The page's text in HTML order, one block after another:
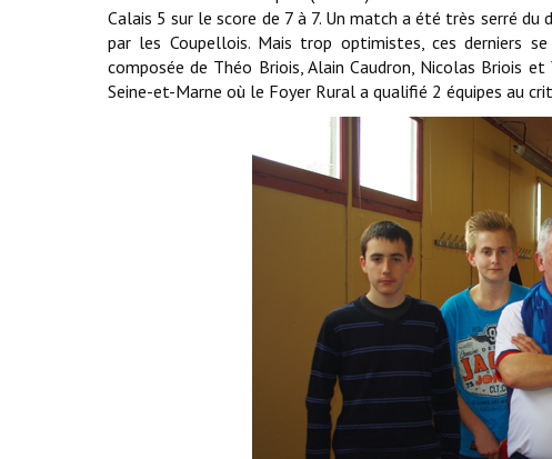
Calais 5 sur le score de 7 à 7. Un match a été très serré
par les Coupellois. Mais trop optimistes, ces derniers
composée de Théo Briois, Alain Caudron, Nicolas Briois
Seine-et-Marne où le Foyer Rural a qualifié 2 équipes au